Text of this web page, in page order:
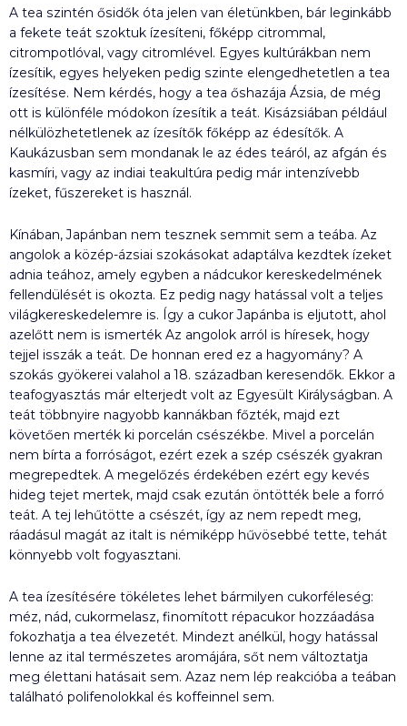
A tea szintén ősidők óta jelen van életünkben, bár leginkább
a fekete teát szoktuk ízesíteni, főképp citrommal,
citrompotlóval, vagy citromlével. Egyes kultúrákban nem
ízesítik, egyes helyeken pedig szinte elengedhetetlen a tea
ízesítése. Nem kérdés, hogy a tea őshazája Ázsia, de még
ott is különféle módokon ízesítik a teát. Kisázsiában például
nélkülözhetetlenek az ízesítők főképp az édesítők. A
Kaukázusban sem mondanak le az édes teáról, az afgán és
kasmíri, vagy az indiai teakultúra pedig már intenzívebb
ízeket, fűszereket is használ.
Kínában, Japánban nem tesznek semmit sem a teába. Az
angolok a közép-ázsiai szokásokat adaptálva kezdtek ízeket
adnia teához, amely egyben a nádcukor kereskedelmének
fellendülését is okozta. Ez pedig nagy hatással volt a teljes
világkereskedelemre is. Így a cukor Japánba is eljutott, ahol
azelőtt nem is ismerték Az angolok arról is híresek, hogy
tejjel isszák a teát. De honnan ered ez a hagyomány? A
szokás gyökerei valahol a 18. században keresendők. Ekkor a
teafogyasztás már elterjedt volt az Egyesült Királyságban. A
teát többnyire nagyobb kannákban főzték, majd ezt
követően merték ki porcelán csészékbe. Mivel a porcelán
nem bírta a forróságot, ezért ezek a szép csészék gyakran
megrepedtek. A megelőzés érdekében ezért egy kevés
hideg tejet mertek, majd csak ezután öntötték bele a forró
teát. A tej lehűtötte a csészét, így az nem repedt meg,
ráadásul magát az italt is némiképp hűvösebbé tette, tehát
könnyebb volt fogyasztani.
A tea ízesítésére tökéletes lehet bármilyen cukorféleség:
méz, nád, cukormelasz, finomított répacukor hozzáadása
fokozhatja a tea élvezetét. Mindezt anélkül, hogy hatással
lenne az ital természetes aromájára, sőt nem változtatja
meg élettani hatásait sem. Azaz nem lép reakcióba a teában
található polifenolokkal és koffeinnel sem.